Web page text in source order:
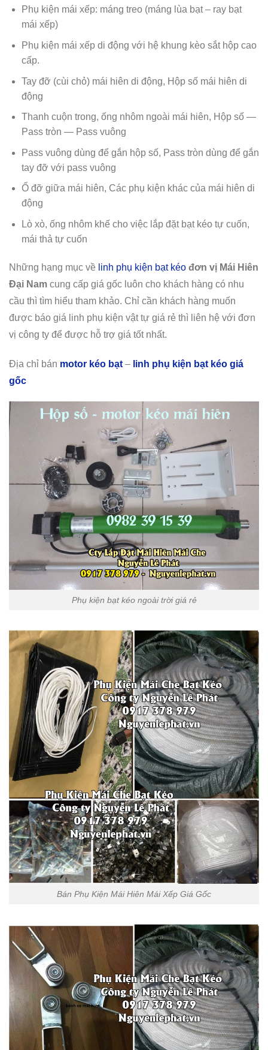
Phụ kiện mái xếp: máng treo (máng lùa bạt – ray bạt
mái xếp)
Phụ kiện mái xếp di động với hệ khung kèo sắt hộp cao
cấp.
Tay đỡ (cùi chỏ) mái hiên di động, Hộp số mái hiên di
động
Thanh cuộn trong, ống nhôm ngoài mái hiên, Hộp số —
Pass tròn — Pass vuông
Pass vuông dùng để gắn hộp số, Pass tròn dùng để gắn
tay đỡ với pass vuông
Ổ đỡ giữa mái hiên, Các phụ kiện khác của mái hiên di
động
Lò xò, ống nhôm khế cho việc lắp đặt bạt kéo tự cuốn,
mái thả tự cuốn
Những hạng mục về linh phụ kiện bạt kéo đơn vị Mái Hiên
Đại Nam cung cấp giá gốc luôn cho khách hàng có nhu
cầu thì tìm hiểu tham khảo. Chỉ cần khách hàng muốn
được báo giá linh phụ kiện vật tự giá rẻ thì liên hệ với đơn
vị công ty để được hỗ trợ giá tốt nhất.
Địa chỉ bán motor kéo bạt – linh phụ kiện bạt kéo giá
gốc
Phụ kiện bạt kéo ngoài trời giá rẻ
Bán Phụ Kiện Mái Hiên Mái Xếp Giá Gốc